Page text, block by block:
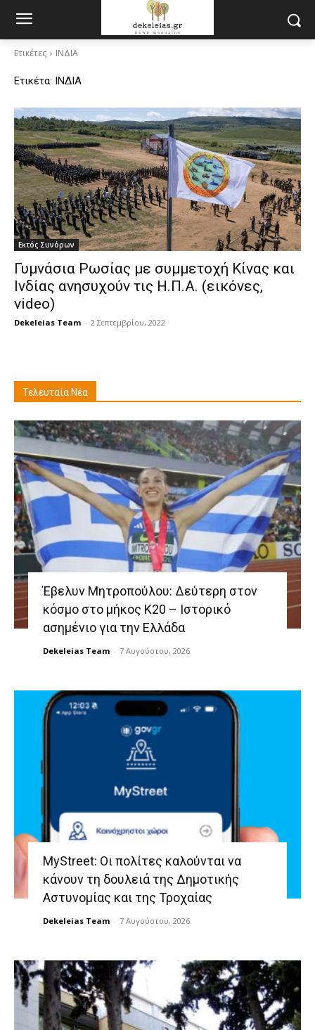
Ετικέτες ΙΝΔΙΑ
Ετικέτα: ΙΝΔΙΑ
Εκτός Συνόρων
Γυμνάσια Ρωσίας με συμμετοχή Κίνας και
Ινδίας ανησυχούν τις Η.Π.Α. (εικόνες,
video)
Dekeleias Team - 2 Σεπτεμβρίου, 2022
Τελευταία Νέα
Έβελυν Μητροπούλου: Δεύτερη στον
κόσμο στο μήκος Κ20 – Ιστορικό
ασημένιο για την Ελλάδα
Dekeleias Team - 7 Αυγούστου, 2026
MyStreet: Οι πολίτες καλούνται να
κάνουν τη δουλειά της Δημοτικής
Αστυνομίας και της Τροχαίας
Dekeleias Team - 7 Αυγούστου, 2026